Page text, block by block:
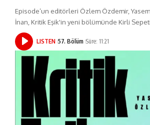
Episode’un editörleri Özlem Özdemir,
İnan, Kritik Eşik'in yeni bölümünde Kirli
LISTEN 57. Bölüm Süre: 11:21